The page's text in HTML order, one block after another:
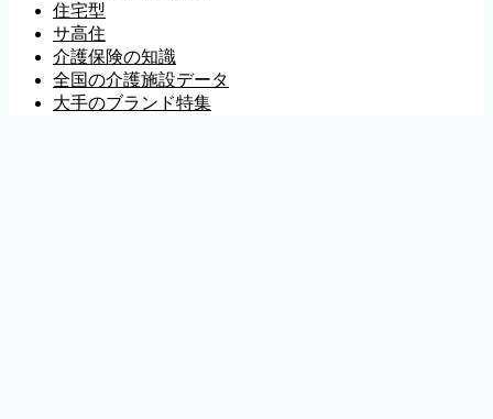
住宅型
サ高住
介護保険の知識
全国の介護施設データ
大手のブランド特集